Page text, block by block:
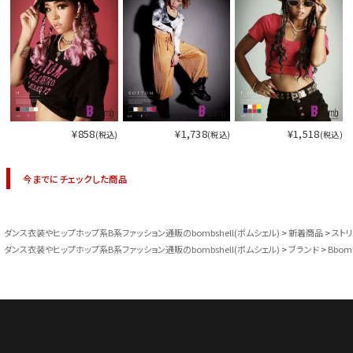
¥858(税込) ¥1,738(税込) ¥1,518(税込)
今までにチェックした商品
ダンス衣装やヒップホップ系B系ファッション通販のbombshell(ボムシェル) 新着商品
スト
ダンス衣装やヒップホップ系B系ファッション通販のbombshell(ボムシェル)
ブランド